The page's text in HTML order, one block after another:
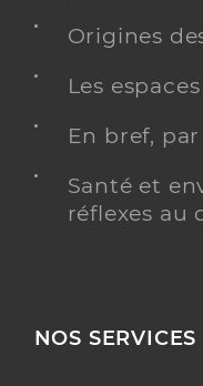
Origines
Les
En bref,
Santé et
réflexes au
NOS SERVICES